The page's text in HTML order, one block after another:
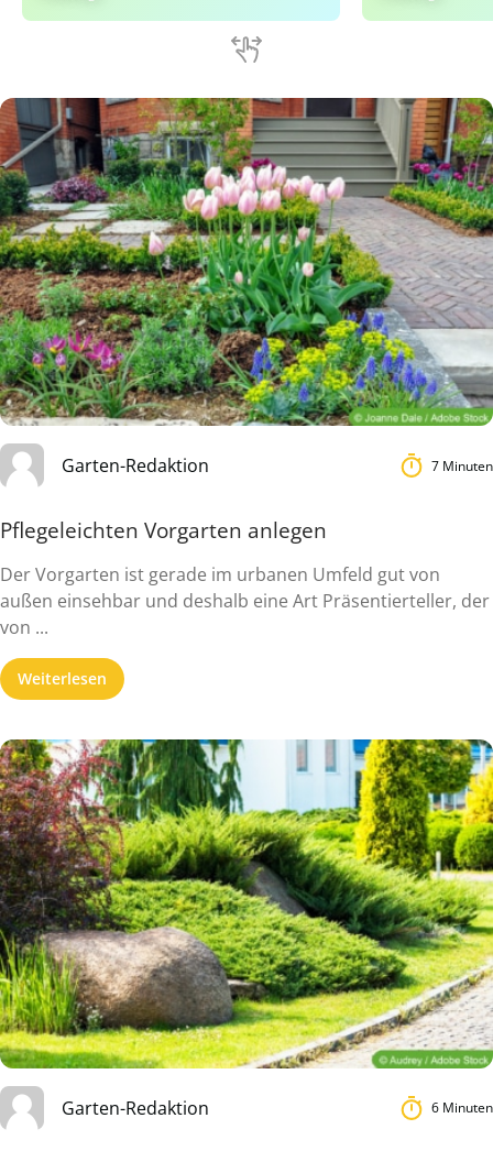
Garten-Redaktion 7 Minuten
Pflegeleichten Vorgarten anlegen
Der Vorgarten ist gerade im urbanen Umfeld gut von
außen einsehbar und deshalb eine Art Präsentierteller, der
von ...
Weiterlesen
Garten-Redaktion 6 Minuten